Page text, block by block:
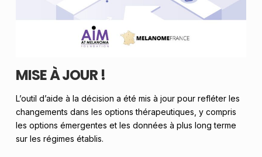
MISE À JOUR !
L’outil d’aide à la décision a été mis à jour pour refléter les
changements dans les options thérapeutiques, y compris
les options émergentes et les données à plus long terme
sur les régimes établis.